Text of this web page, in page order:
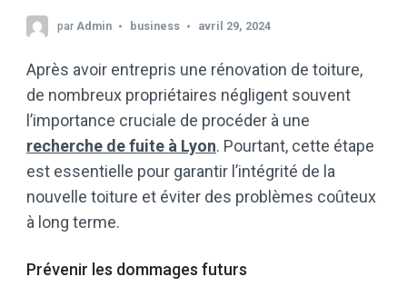
par Admin business avril 29, 2024
Après avoir entrepris une rénovation de toiture,
de nombreux propriétaires négligent souvent
l’importance cruciale de procéder à une
recherche de fuite à Lyon. Pourtant, cette étape
est essentielle pour garantir l’intégrité de la
nouvelle toiture et éviter des problèmes coûteux
à long terme.
Prévenir les dommages futurs